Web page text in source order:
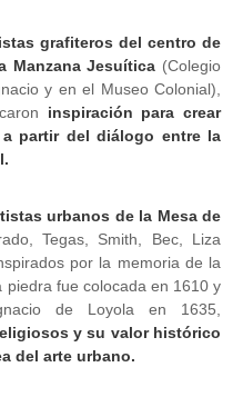
grafiteros del centro de
Manzana Jesuítica (Colegio
y en el Museo Colonial),
inspiración para crear
partir del diálogo entre la
urbanos de la Mesa de
Tegas, Smith, Bec, Liza
por la memoria de la
piedra fue colocada en 1610 y
de Loyola en 1635,
y su valor histórico
del arte urbano.